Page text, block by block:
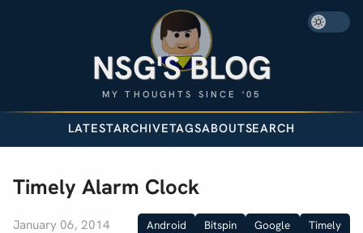
NSG'S BLOG
MY THOUGHTS SINCE '05
LATESTARCHIVETAGSABOUTSEARCH
Timely Alarm Clock
January 06, 2014 Android Bitspin Google Timely